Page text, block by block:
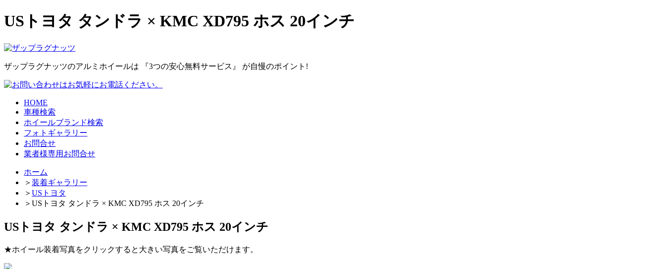
USトヨタ タンドラ × KMC XD795 ホス 20インチ
ザップラグナッツのアルミホイールは 『3つの安心無料サービス』 が自慢のポイント!
HOME
車種検索
ホイールブランド検索
フォトギャラリー
お問合せ
業者様専用お問合せ
ホーム
＞ 装着ギャラリー
＞ USトヨタ
＞ USトヨタ タンドラ × KMC XD795 ホス 20インチ
USトヨタ タンドラ × KMC XD795 ホス 20インチ
★ホイール装着写真をクリックすると大きい写真をご覧いただけます。